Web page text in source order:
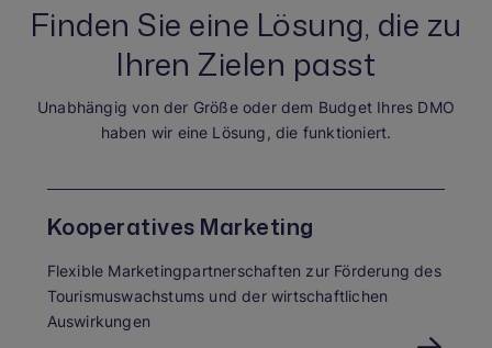
Finden Sie eine Lösung, die zu
Ihren Zielen passt
Unabhängig von der Größe oder dem Budget Ihres DMO
haben wir eine Lösung, die funktioniert.
Kooperatives Marketing
Flexible Marketingpartnerschaften zur Förderung des
Tourismuswachstums und der wirtschaftlichen
Auswirkungen